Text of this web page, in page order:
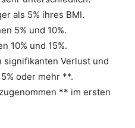
als 5% ihres BMI.
5% und 10%.
10% und 15%.
Verlust und
oder mehr **.
** im ersten